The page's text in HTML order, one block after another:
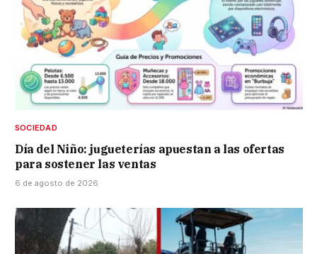
SOCIEDAD
Día del Niño: jugueterías apuestan a las ofertas
para sostener las ventas
6 de agosto de 2026